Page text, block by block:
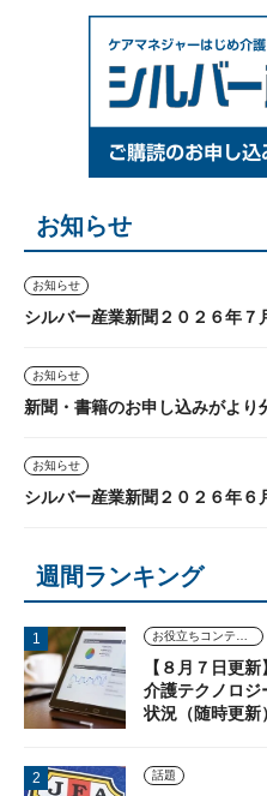
お知らせ
お知らせ
シルバー産業新聞２０２６年７
お知らせ
新聞・書籍のお申し込みがより
お知らせ
シルバー産業新聞２０２６年６
週間ランキング
お役立ちコンテンツ
【８月７日更
介護テクノロ
状況（随時更新）
話題